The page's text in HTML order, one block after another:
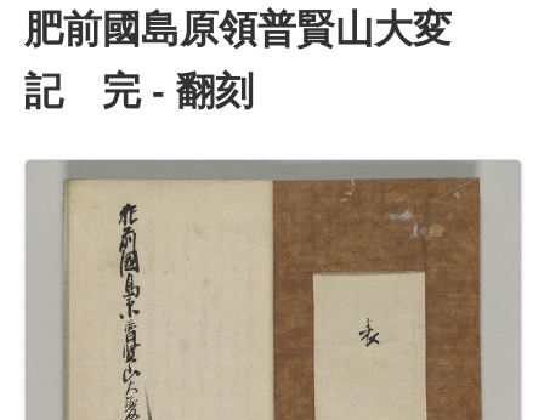
肥前國島原領普賢山大変
記 完 - 翻刻